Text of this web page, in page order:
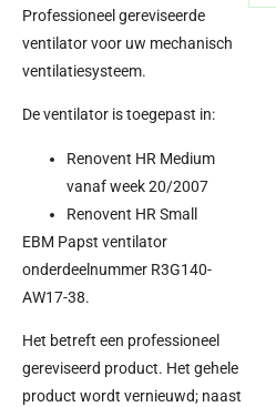
Professioneel gereviseerde
ventilator voor uw mechanisch
ventilatiesysteem.
De ventilator is toegepast in:
Renovent HR Medium
vanaf week 20/2007
Renovent HR Small
EBM Papst ventilator
onderdeelnummer R3G140-
AW17-38.
Het betreft een professioneel
gereviseerd product. Het gehele
product wordt vernieuwd; naast